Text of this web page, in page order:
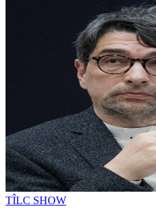
TÎLC SHOW